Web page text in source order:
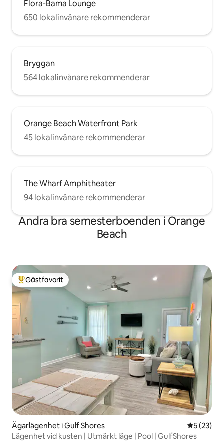
Flora-Bama Lounge
650 lokalinvånare rekommenderar
Bryggan
564 lokalinvånare rekommenderar
Orange Beach Waterfront Park
45 lokalinvånare rekommenderar
The Wharf Amphitheater
94 lokalinvånare rekommenderar
Andra bra semesterboenden i Orange
Beach
Populär gästfavorit
Gästfavorit
Ägarlägenhet i Gulf Shores 5 av 5 i
5 (23)
Lägenhet vid kusten | Utmärkt läge | Pool | GulfShores